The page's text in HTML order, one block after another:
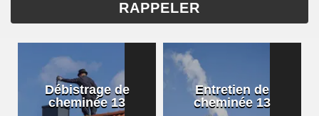
Débistrage de
cheminée 13
Entretien de
cheminée 13